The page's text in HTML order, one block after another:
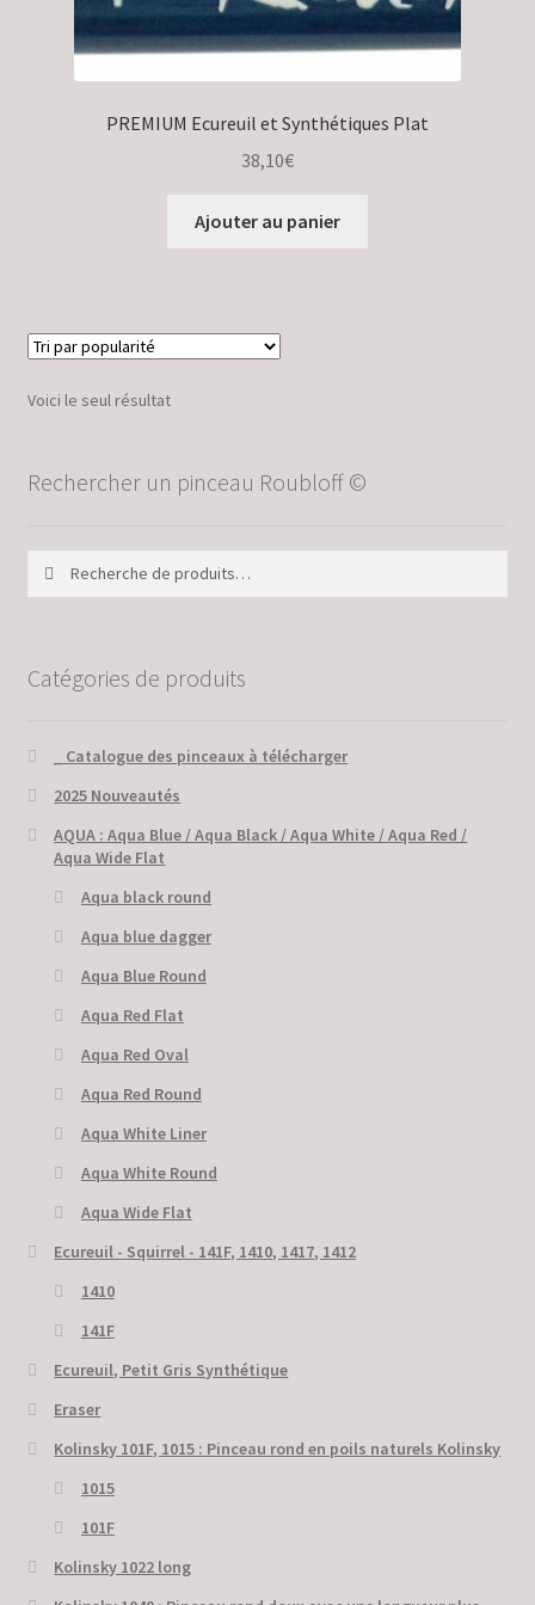
Validation de la commande
PREMIUM Ecureuil et Synthétiques Plat
38,10€
Ajouter au panier
Voici le seul résultat
Rechercher un pinceau Roubloff ©
Catégories de produits
_ Catalogue des pinceaux à télécharger
2025 Nouveautés
AQUA : Aqua Blue / Aqua Black / Aqua White / Aqua Red /
Aqua Wide Flat
Aqua black round
Aqua blue dagger
Aqua Blue Round
Aqua Red Flat
Aqua Red Oval
Aqua Red Round
Aqua White Liner
Aqua White Round
Aqua Wide Flat
Ecureuil - Squirrel - 141F, 1410, 1417, 1412
1410
141F
Ecureuil, Petit Gris Synthétique
Eraser
Kolinsky 101F, 1015 : Pinceau rond en poils naturels Kolinsky
1015
101F
Kolinsky 1022 long